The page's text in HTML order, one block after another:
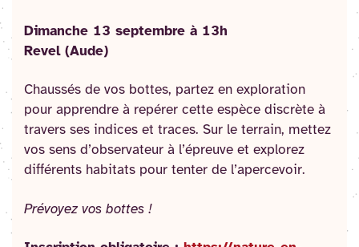
Dimanche 13 septembre à 13h
Revel (Aude)
Chaussés de vos bottes, partez en exploration
pour apprendre à repérer cette espèce discrète à
travers ses indices et traces. Sur le terrain, mettez
vos sens d’observateur à l’épreuve et explorez
différents habitats pour tenter de l’apercevoir.
Prévoyez vos bottes !